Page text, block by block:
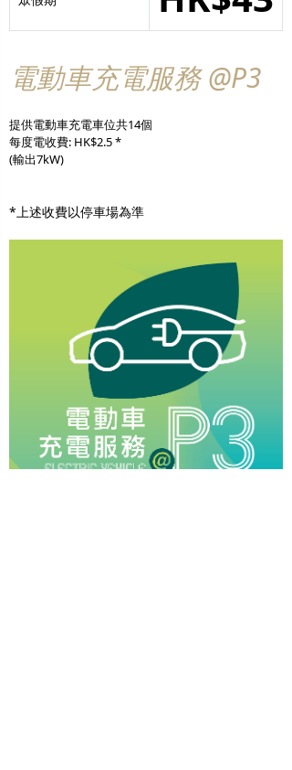
電動車充電服務 @P3
提供電動車充電車位共14個
每度電收費: HK$2.5 *
(輸出7kW)
*上述收費以停車場為準